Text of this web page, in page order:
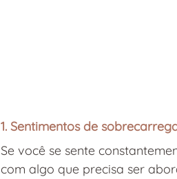
1. Sentimentos de
Se você se sente
com algo que precisa ser